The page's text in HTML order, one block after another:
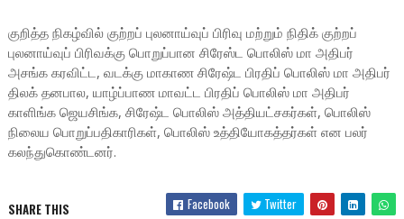
குறித்த நிகழ்வில் குற்றப் புலனாய்வுப் பிரிவு மற்றும் நிதிக் குற்றப்
புலனாய்வுப் பிரிவக்கு பொறுப்பான சிரேஸ்ட பொலிஸ் மா அதிபர்
அசங்க கரவிட்ட, வடக்கு மாகாண சிரேஷ்ட பிரதிப் பொலிஸ் மா அதிபர்
திலக் தனபால, யாழ்ப்பாண மாவட்ட பிரதிப் பொலிஸ் மா அதிபர்
காளிங்க ஜெயசிங்க, சிரேஷ்ட பொலிஸ் அத்தியட்சகர்கள், பொலிஸ்
நிலைய பொறுப்பதிகாரிகள், பொலிஸ் உத்தியோகத்தர்கள் என பலர்
கலந்துகொண்டனர்.
SHARE THIS Facebook Twitter